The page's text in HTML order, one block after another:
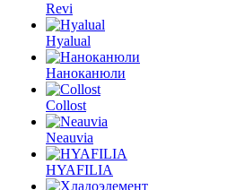
Revi
Hyalual
Наноканюли
Collost
Neauvia
HYAFILIA